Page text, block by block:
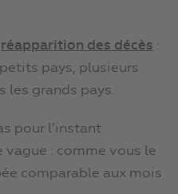
réapparition des décès :
pays, plusieurs
les grands pays.
pour l’instant
vague : comme vous le
comparable aux mois